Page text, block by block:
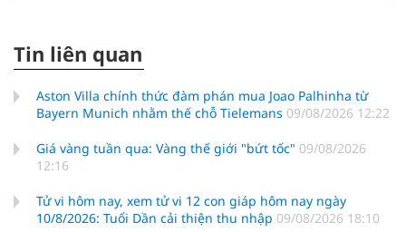
Tin liên quan
Aston Villa chính thức đàm phán mua Joao Palhinha từ
Bayern Munich nhằm thế chỗ Tielemans 09/08/2026 12:22
Giá vàng tuần qua: Vàng thế giới "bứt tốc" 09/08/2026
12:16
Tử vi hôm nay, xem tử vi 12 con giáp hôm nay ngày
10/8/2026: Tuổi Dần cải thiện thu nhập 09/08/2026 18:10